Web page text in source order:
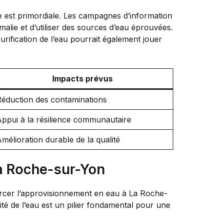
primordiale. Les campagnes d’information
et d’utiliser des sources d’eau éprouvées.
de l’eau pourrait également jouer
Impacts prévus
des contaminations
à la résilience communautaire
durable de la qualité
Roche-sur-Yon
l’approvisionnement en eau à La Roche-
de l’eau est un pilier fondamental pour une